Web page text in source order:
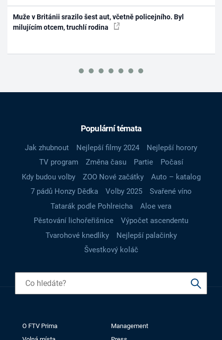
Muže v Británii srazilo šest aut, včetně policejního. Byl
milujícím otcem, truchlí rodina
Populární témata
Jak zhubnout Nejlepší filmy 2024
Nejlepší horory
TV program
Změna času Partie
Počasí
Kdy budou volby
ZOO Nové začátky
Auto – katalog
7 pádů Honzy Dědka
Volby 2025
Svařené víno
Tatarák podle Pohlreicha
Aloe vera
Pěstování lichořeřišnice
Výpočet ascendentu
Tvarohové knedlíky
Nejlepší palačinky
Švestkový koláč
O FTV Prima
Management